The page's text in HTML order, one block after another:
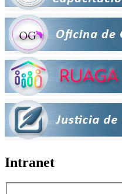
Intranet